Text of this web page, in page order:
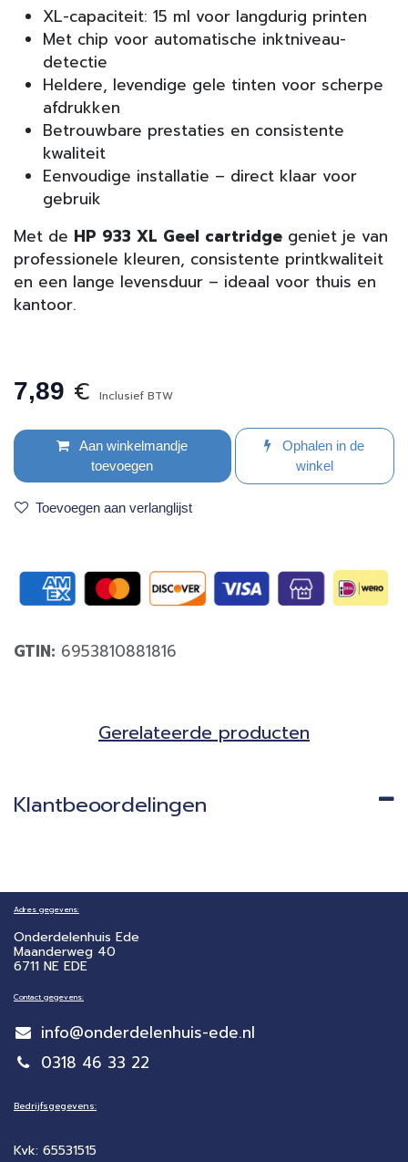
XL-capaciteit: 15 ml voor langdurig printen
Met chip voor automatische inktniveau-
detectie
Heldere, levendige gele tinten voor scherpe
afdrukken
Betrouwbare prestaties en consistente
kwaliteit
Eenvoudige installatie – direct klaar voor
gebruik
Met de HP 933 XL Geel cartridge geniet je van
professionele kleuren, consistente printkwaliteit
en een lange levensduur – ideaal voor thuis en
kantoor.
7,89 € Inclusief BTW
Aan winkelmandje
toevoegen
Ophalen in de
winkel
Toevoegen aan verlanglijst
GTIN: 6953810881816
Gerela​teerde producten​
Klantbeoordelingen
Adres gegevens:
Onderdelenhuis Ede
Maanderweg 40
6711 NE EDE
Contact gegevens:
info@onderdelenhuis-ede.nl
0318 46 33 22
Bedrijfsgegevens:
Kvk: 65531515